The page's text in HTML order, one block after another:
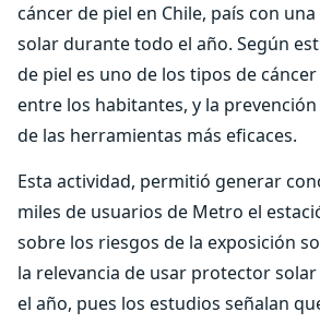
cáncer de piel en Chile, país con
solar durante todo el año. Según
de piel es uno de los tipos de
entre los habitantes, y la
de las herramientas más eficaces.
Esta actividad, permitió generar
miles de usuarios de Metro el
sobre los riesgos de la exposición
la relevancia de usar protector
el año, pues los estudios señalan